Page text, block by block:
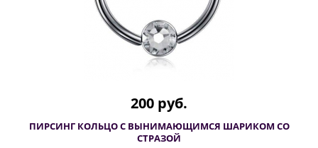
200 руб.
ПИРСИНГ КОЛЬЦО С ВЫНИМАЮЩИМСЯ ШАРИКОМ СО
СТРАЗОЙ